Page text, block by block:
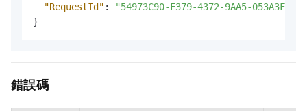
"RequestId" :
"54973C90-F379-4372-9AA5-
}
錯誤碼